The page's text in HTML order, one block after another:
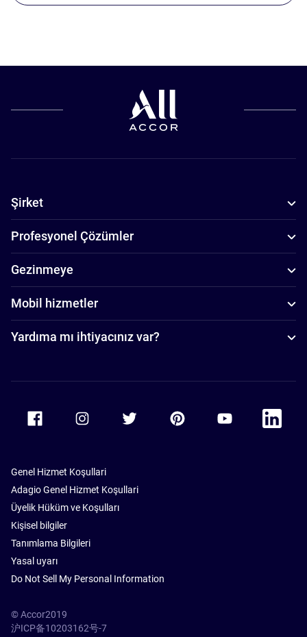
Şirket
Profesyonel Çözümler
Gezinmeye
Mobil hizmetler
Yardıma mı ihtiyacınız var?
Accor Facebook Accor TwitterAccor PinterestAccor Youtube
Accor
Genel Hizmet Koşullari
Adagio Genel Hizmet Koşullari
Üyelik Hüküm ve Koşulları
Kişisel bilgiler
Tanımlama Bilgileri
Yasal uyarı
Do Not Sell My Personal Information
© Accor2019
沪ICP备10203162号-7